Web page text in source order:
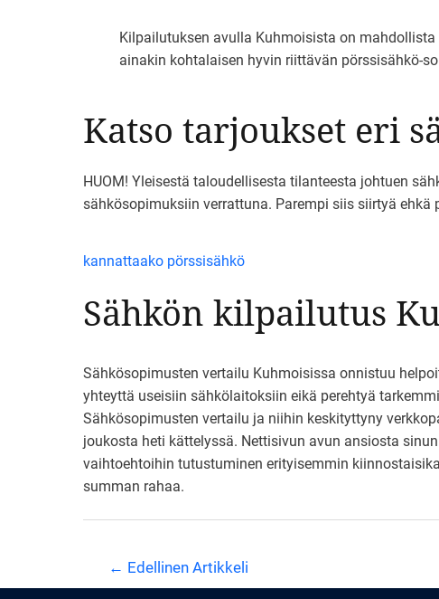
Kilpailutuksen avulla Kuhmoisista on
ainakin kohtalaisen hyvin riittävän pörssisähkö-
Katso tarjoukset eri
HUOM! Yleisestä taloudellisesta tilanteesta johtuen
sähkösopimuksiin verrattuna. Parempi siis siirtyä ehkä
kannattaako pörssisähkö
Sähkön kilpailutus
Sähkösopimusten vertailu Kuhmoisissa onnistuu
yhteyttä useisiin sähkölaitoksiin eikä perehtyä
Sähkösopimusten vertailu ja niihin keskityttyny
joukosta heti kättelyssä. Nettisivun avun ansiosta
vaihtoehtoihin tutustuminen erityisemmin
summan rahaa.
Artikkelien
← Edellinen Artikkeli